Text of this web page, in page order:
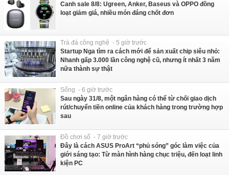
Canh sale 8/8: Ugreen, Anker, Baseus và OPPO đồng
loạt giảm giá, nhiều món đáng chốt đơn
Trà đá công nghệ - 5 giờ trước
Startup Nga tìm ra cách mới để sản xuất chip siêu nhỏ:
Nhanh gấp 3.000 lần công nghệ cũ, nhưng ít nhất 3 năm
nữa thành sự thật
Sống - 6 giờ trước
Sau ngày 31/8, một ngân hàng có thể từ chối giao dịch
rút/chuyển tiền online của khách hàng trong trường hợp
sau
Đồ chơi số - 7 giờ trước
Đây là cách ASUS ProArt “phủ sóng” góc làm việc của
giới sáng tạo: Từ màn hình hàng chục triệu, đến loạt linh
kiện PC